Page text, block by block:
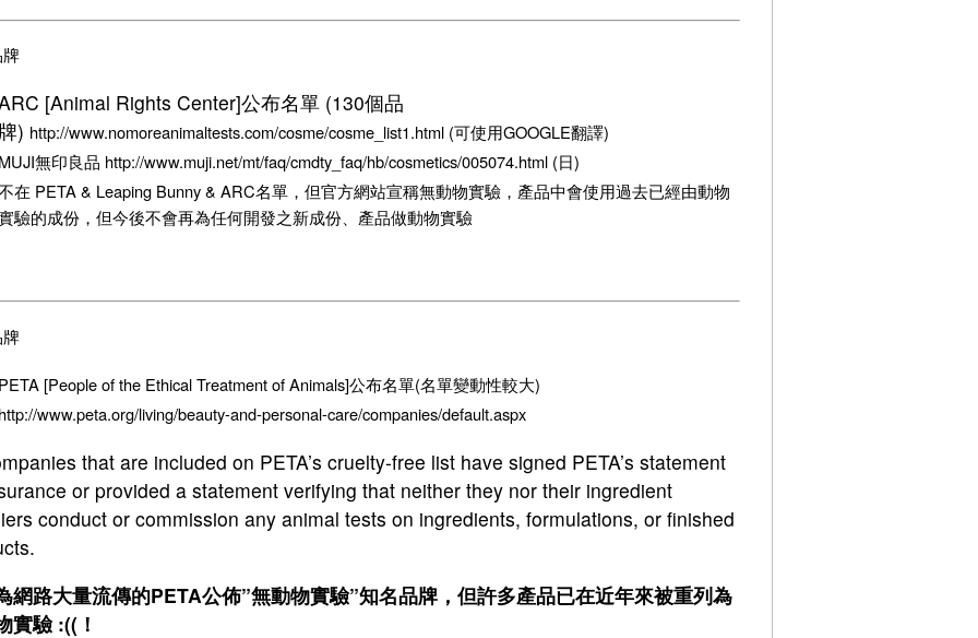
[Animal Rights Center]公布名單 (130個品
) http://www.nomoreanimaltests.com/cosme/cosme_list1.html (可使用GOOGLE翻譯)
無印良品 http://www.muji.net/mt/faq/cmdty_faq/hb/cosmetics/005074.html (日)
在 PETA & Leaping Bunny & ARC名單，但官方網站宣稱無動物實驗， 產品中會使用過去已經由動物
驗的成份，但今後不會再為任何開發之新成份、產品做動物實驗
[People of the Ethical Treatment of Animals]公布名單(名單變動性較大)
www.peta.org/living/beauty-and-personal-care/companies/default.aspx
that are included on PETA’s cruelty-free list have signed PETA’s statement
or provided a statement verifying that neither they nor their ingredient
conduct or commission any animal tests on ingredients, formulations, or finished
網路大量流傳的PETA公佈”無動物實驗”知名品牌，但許多產品已在近年來被重列為
實驗 :((！